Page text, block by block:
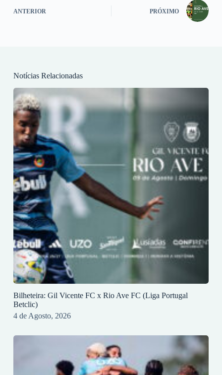
ANTERIOR PRÓXIMO
Notícias Relacionadas
Bilheteira: Gil Vicente FC x Rio Ave FC (Liga Portugal
Betclic)
4 de Agosto, 2026